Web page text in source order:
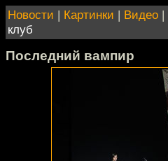
Новости | Картинки | Видео |
клуб
Последний вампир